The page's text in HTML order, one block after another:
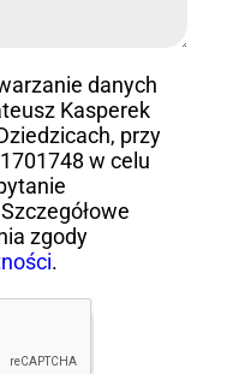
danych
Kasperek
przy
w celu
zgody
.